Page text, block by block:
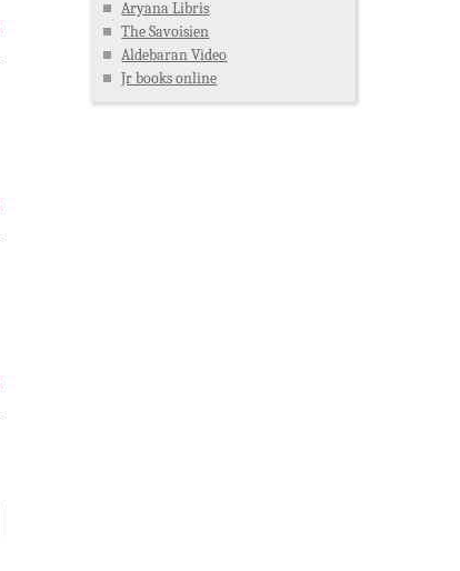
Aryana Libris
The Savoisien
Aldebaran Video
Jr books online